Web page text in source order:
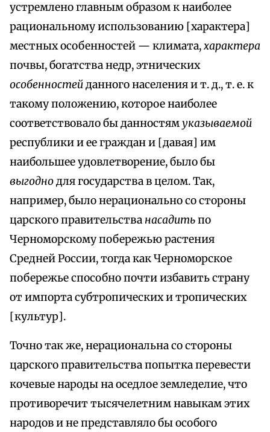
устремлено главным образом к наиболее
рациональному использованию [характера]
местных особенностей — климата,характера
почвы, богатства недр, этнических
особенностейданного населения и т. д., т. е. к
такому положению, которое наиболее
соответствовало бы данностямуказываемой
республики и ее граждан и [давая] им
наибольшее удовлетворение, было бы
выгоднодля государства в целом. Так,
например, было нерационально со стороны
царского правительства насадитьпо
Черноморскому побережью растения
Средней России, тогда как Черноморское
побережье способно почти избавить страну
от импорта субтропических и тропических
[культур].
Точно так же, нерациональна со стороны
царского правительства попытка перевести
кочевые народы на оседлое земледелие, что
противоречит тысячелетним навыкам этих
народов и не представляло бы особого